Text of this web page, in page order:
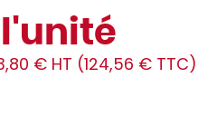
l'unité
€ HT (124,56 € TTC)